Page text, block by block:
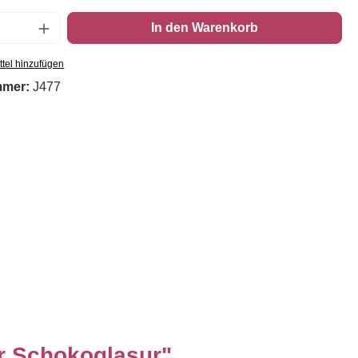
Anzahl: Gib den gewünschten Wert ein
In den Warenkorb
hinzufügen
J477